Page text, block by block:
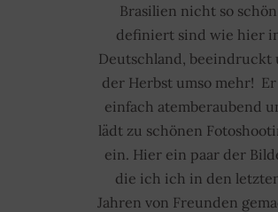
Brasilien nicht so schön
definiert sind wie hier
Deutschland, beeindruckt
der Herbst umso mehr!
einfach atemberaubend
lädt zu schönen
ein. Hier ein paar der
die ich ich in den
Jahren von Freunden